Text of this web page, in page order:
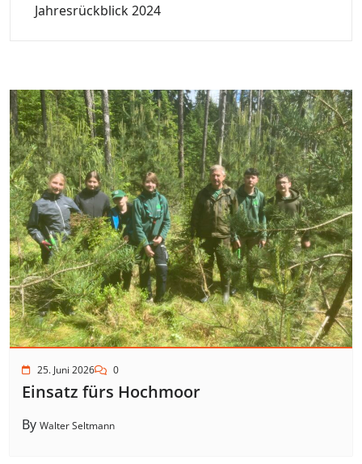
Jahresrückblick 2024
25. Juni 2026 0
Einsatz fürs Hochmoor
By Walter Seltmann